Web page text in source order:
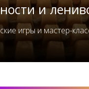
и
игры и мастер-